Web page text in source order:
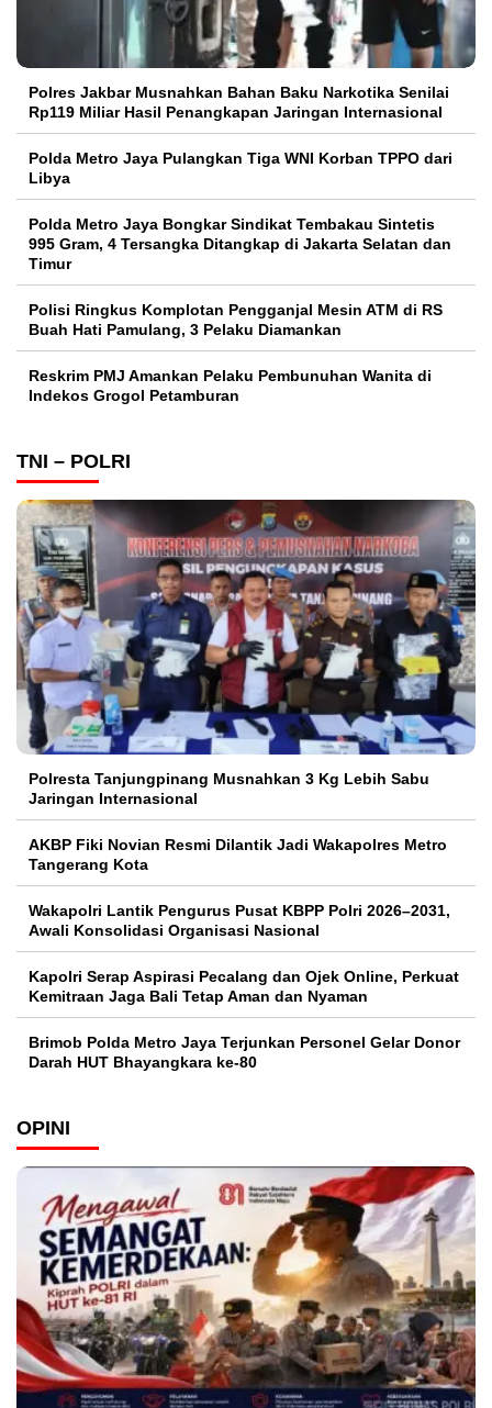
Polres Jakbar Musnahkan Bahan Baku Narkotika Senilai
Rp119 Miliar Hasil Penangkapan Jaringan Internasional
Polda Metro Jaya Pulangkan Tiga WNI Korban TPPO dari
Libya
Polda Metro Jaya Bongkar Sindikat Tembakau Sintetis
995 Gram, 4 Tersangka Ditangkap di Jakarta Selatan dan
Timur
Polisi Ringkus Komplotan Pengganjal Mesin ATM di RS
Buah Hati Pamulang, 3 Pelaku Diamankan
Reskrim PMJ Amankan Pelaku Pembunuhan Wanita di
Indekos Grogol Petamburan
TNI – POLRI
Polresta Tanjungpinang Musnahkan 3 Kg Lebih Sabu
Jaringan Internasional
AKBP Fiki Novian Resmi Dilantik Jadi Wakapolres Metro
Tangerang Kota
Wakapolri Lantik Pengurus Pusat KBPP Polri 2026–2031,
Awali Konsolidasi Organisasi Nasional
Kapolri Serap Aspirasi Pecalang dan Ojek Online, Perkuat
Kemitraan Jaga Bali Tetap Aman dan Nyaman
Brimob Polda Metro Jaya Terjunkan Personel Gelar Donor
Darah HUT Bhayangkara ke-80
OPINI